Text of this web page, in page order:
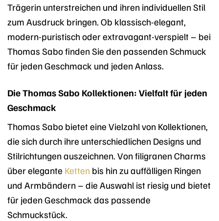
Trägerin unterstreichen und ihren individuellen Stil
zum Ausdruck bringen. Ob klassisch-elegant,
modern-puristisch oder extravagant-verspielt – bei
Thomas Sabo finden Sie den passenden Schmuck
für jeden Geschmack und jeden Anlass.
Die Thomas Sabo Kollektionen: Vielfalt für jeden
Geschmack
Thomas Sabo bietet eine Vielzahl von Kollektionen,
die sich durch ihre unterschiedlichen Designs und
Stilrichtungen auszeichnen. Von filigranen Charms
über elegante Ketten bis hin zu auffälligen Ringen
und Armbändern – die Auswahl ist riesig und bietet
für jeden Geschmack das passende
Schmuckstück.